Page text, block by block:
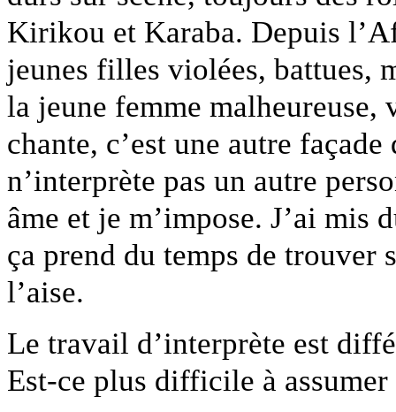
Kirikou et Karaba. Depuis
jeunes filles violées, battues,
la jeune femme
chante, c’est une autre
n’interprète pas un autre
âme et je m’impose. J’ai mis
ça prend du temps de trouver
l’aise.
Le travail d’interprète est
Est-ce plus difficile à assumer